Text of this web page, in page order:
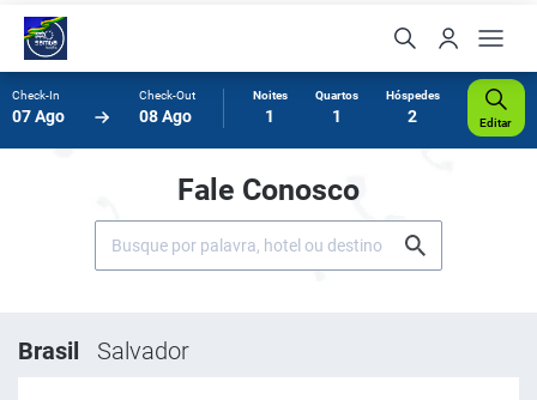
Check-In
07 Ago
Check-Out
08 Ago
Noites
1
Quartos
1
Hóspedes
2 Editar
Fale Conosco
Brasil Salvador